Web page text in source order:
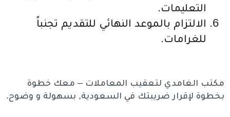
التعليمات.
الالتزام بالموعد النهائي للتقديم تجنباً
للغرامات.
مكتب الغامدي لتعقيب المعاملات – معك خطوة
بخطوة لإقرار ضريبتك في السعودية, بسهولة و وضوح.